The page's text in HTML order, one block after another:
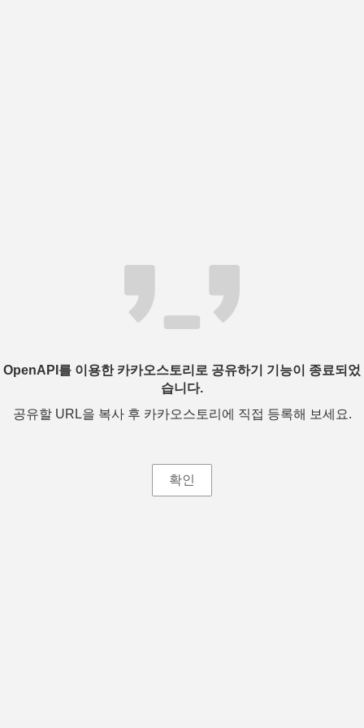
OpenAPI를 이용한 카카오스토리로 공유하기 기능이 종료되었
습니다.
공유할 URL을 복사 후 카카오스토리에 직접 등록해 보세요.
확인